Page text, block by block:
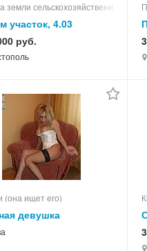
земли сельскохозяйственного
участок, 4.03
руб.
(она ищет его)
девушка